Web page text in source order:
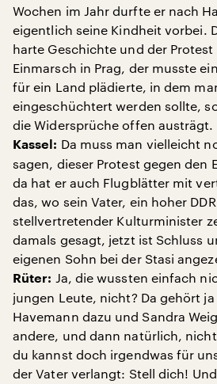
Wochen im Jahr durfte er nach
eigentlich seine Kindheit vorbei.
harte Geschichte und der Protest
Einmarsch in Prag, der musste
für ein Land plädierte, in dem
eingeschüchtert werden sollte,
die Widersprüche offen austrägt.
Kassel: Da muss man vielleicht
sagen, dieser Protest gegen den
da hat er auch Flugblätter mit
das, wo sein Vater, ein hoher
stellvertretender Kulturminister
damals gesagt, jetzt ist Schluss
eigenen Sohn bei der Stasi
Rüter: Ja, die wussten einfach
jungen Leute, nicht? Da gehört
Havemann dazu und Sandra
andere, und dann natürlich,
du kannst doch irgendwas für
der Vater verlangt: Stell dich!